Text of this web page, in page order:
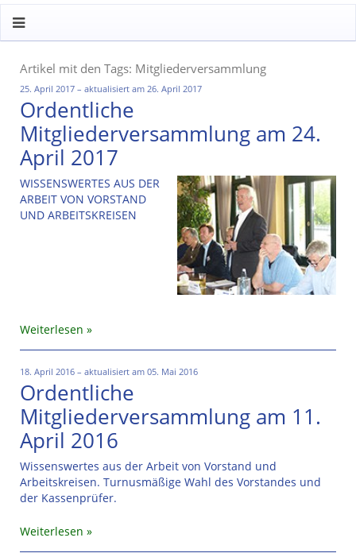
Artikel mit den Tags: Mitgliederversammlung
25. April 2017 – aktualisiert am 26. April 2017
Ordentliche
Mitgliederversammlung am 24.
April 2017
WISSENSWERTES AUS DER
ARBEIT VON VORSTAND
UND ARBEITSKREISEN
Weiterlesen
18. April 2016 – aktualisiert am 05. Mai 2016
Ordentliche
Mitgliederversammlung am 11.
April 2016
Wissenswertes aus der Arbeit von Vorstand und
Arbeitskreisen. Turnusmäßige Wahl des Vorstandes und
der Kassenprüfer.
Weiterlesen